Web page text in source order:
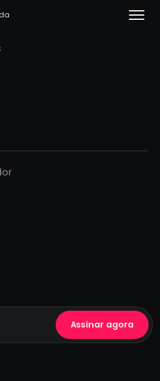
Assinar agora